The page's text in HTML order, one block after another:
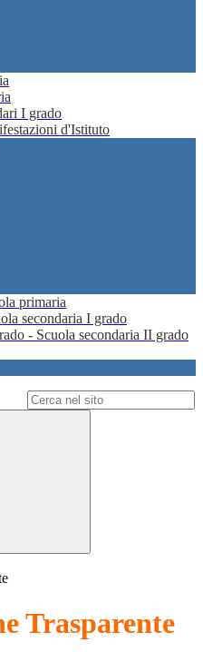
I grado
d'Istituto
primaria
secondaria I grado
- Scuola secondaria II grado
Trasparente